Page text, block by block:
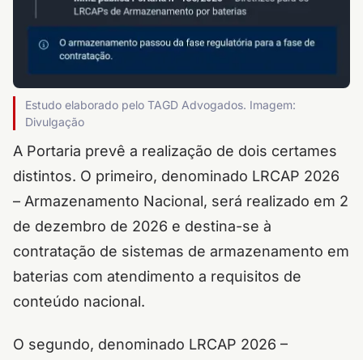
Estudo elaborado pelo TAGD Advogados. Imagem:
Divulgação
A Portaria prevê a realização de dois certames
distintos. O primeiro, denominado LRCAP 2026
– Armazenamento Nacional, será realizado em 2
de dezembro de 2026 e destina-se à
contratação de sistemas de armazenamento em
baterias com atendimento a requisitos de
conteúdo nacional.
O segundo, denominado LRCAP 2026 –